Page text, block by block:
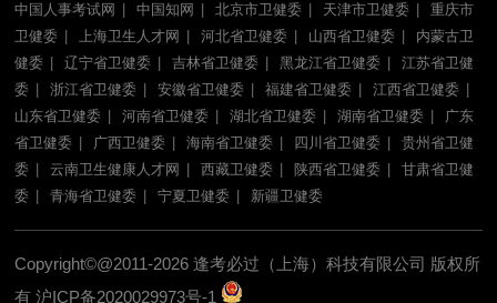
中国人事考试网
中国知网 北京市卫健委 天津市卫健委
重庆市
卫健委
上海卫生人才网 河北省卫健委 山西省卫健委
内蒙古卫
健委
辽宁省卫健委 吉林省卫健委 黑龙江省卫健委
江苏省卫健
委
浙江省卫健委 安徽省卫健委 福建省卫健委
江西省卫健委
山东省卫健委
河南省卫健委 湖北省卫健委 湖南省卫健委
广东
省卫健委
广西卫健委 海南省卫健委 四川省卫健委
贵州省卫健
委
云南卫生健康人才网 西藏卫健委 陕西省卫健委
甘肃省卫健
委
青海省卫健委 宁夏卫健委 新疆卫健委
Copyright©@2011-2026 逢考必过（上海）科技有限公司 版权所
有沪ICP备2020029973号-1